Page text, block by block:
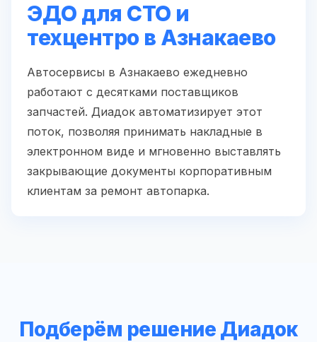
ЭДО для СТО и
техцентро в Азнакаево
Автосервисы в Азнакаево ежедневно
работают с десятками поставщиков
запчастей. Диадок автоматизирует этот
поток, позволяя принимать накладные в
электронном виде и мгновенно выставлять
закрывающие документы корпоративным
клиентам за ремонт автопарка.
Подберём решение Диадок